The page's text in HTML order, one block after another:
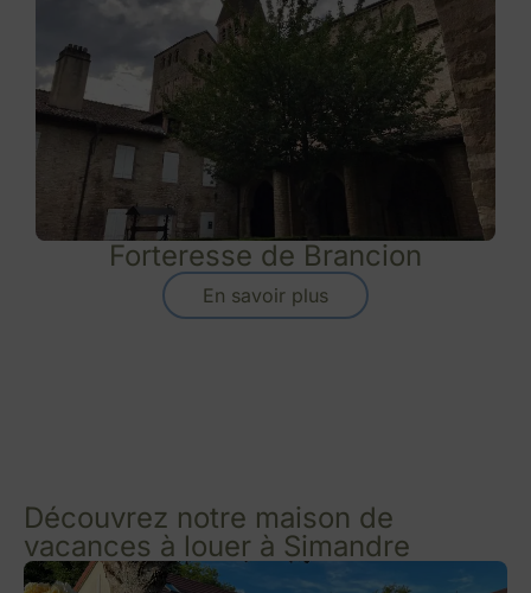
Forteresse de Brancion
En savoir plus
Découvrez notre maison de
vacances à louer à Simandre